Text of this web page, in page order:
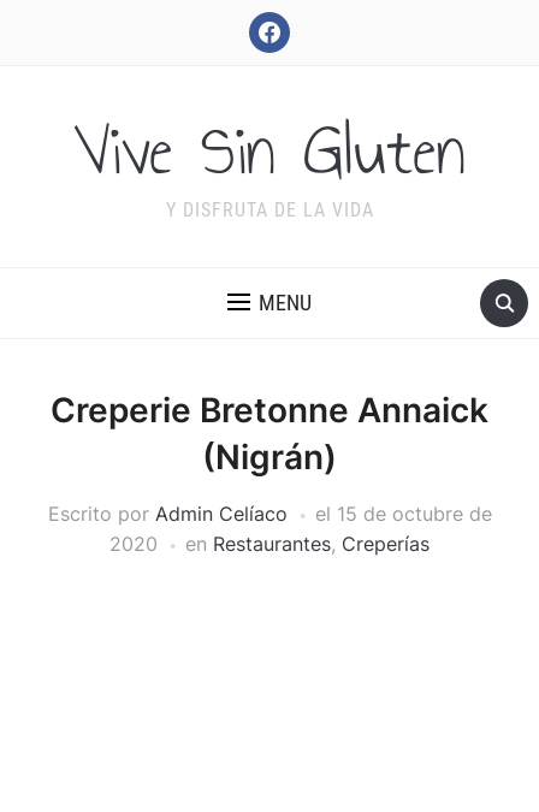
facebook
Vive Sin Gluten
Y DISFRUTA DE LA VIDA
MENU
Creperie Bretonne Annaick
(Nigrán)
Escrito por Admin Celíaco el 15 de octubre de
2020
en Restaurantes, Creperías